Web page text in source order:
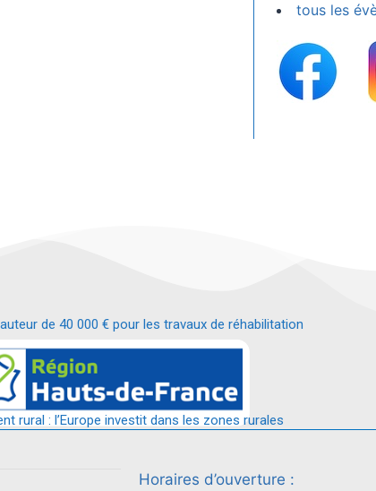
tous les
de 40 000 € pour les travaux de réhabilitation
de proximité.
rural : l’Europe investit dans les zones rurales
Horaires d’ouverture :